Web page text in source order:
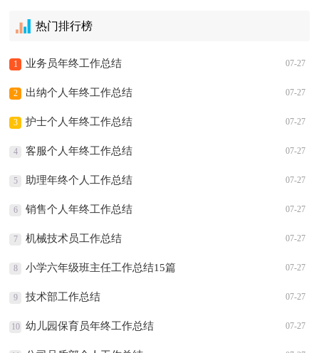
热门排行榜
1 07-27
业务员年终工作总结
2 07-27
出纳个人年终工作总结
3 07-27
护士个人年终工作总结
4 07-27
客服个人年终工作总结
5 07-27
助理年终个人工作总结
6 07-27
销售个人年终工作总结
7 07-27
机械技术员工作总结
8 07-27
小学六年级班主任工作总结15篇
9 07-27
技术部工作总结
10 07-27
幼儿园保育员年终工作总结